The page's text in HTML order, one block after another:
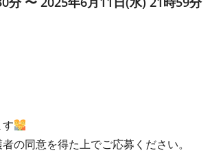
の同意を得た上でご応募ください。